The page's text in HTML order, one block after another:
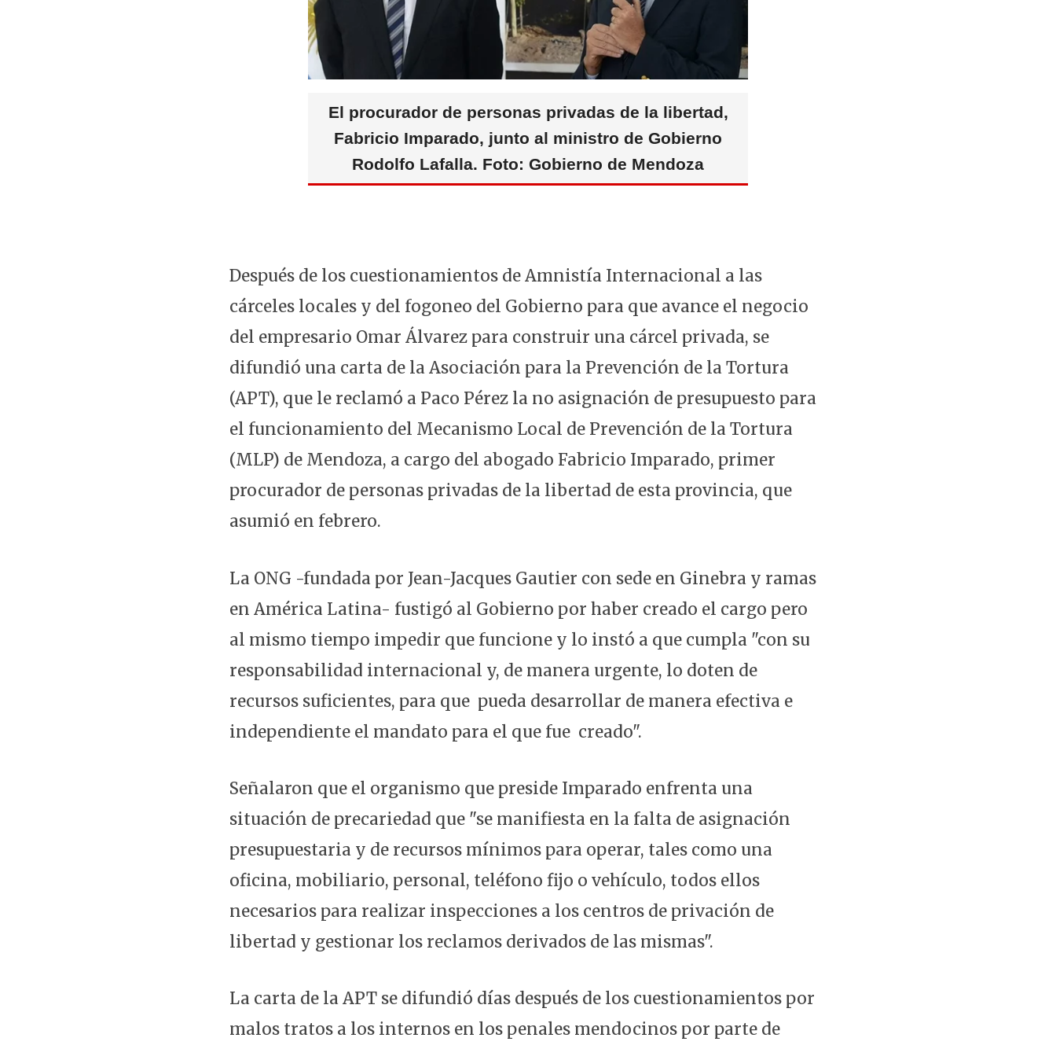
El procurador de personas privadas de la libertad,
Fabricio Imparado, junto al ministro de Gobierno
Rodolfo Lafalla. Foto: Gobierno de Mendoza
Después de los cuestionamientos de Amnistía Internacional a las
cárceles locales y del fogoneo del Gobierno para que avance el negocio
del empresario Omar Álvarez para construir una cárcel privada, se
difundió una carta de la Asociación para la Prevención de la Tortura
(APT), que le reclamó a Paco Pérez la no asignación de presupuesto para
el funcionamiento del Mecanismo Local de Prevención de la Tortura
(MLP) de Mendoza, a cargo del abogado Fabricio Imparado, primer
procurador de personas privadas de la libertad de esta provincia, que
asumió en febrero.
La ONG -fundada por Jean-Jacques Gautier con sede en Ginebra y ramas
en América Latina- fustigó al Gobierno por haber creado el cargo pero
al mismo tiempo impedir que funcione y lo instó a que cumpla "con su
responsabilidad internacional y, de manera urgente, lo doten de
recursos suficientes, para que pueda desarrollar de manera efectiva e
independiente el mandato para el que fue creado".
Señalaron que el organismo que preside Imparado enfrenta una
situación de precariedad que "se manifiesta en la falta de asignación
presupuestaria y de recursos mínimos para operar, tales como una
oficina, mobiliario, personal, teléfono fijo o vehículo, todos ellos
necesarios para realizar inspecciones a los centros de privación de
libertad y gestionar los reclamos derivados de las mismas".
La carta de la APT se difundió días después de los cuestionamientos por
malos tratos a los internos en los penales mendocinos por parte de